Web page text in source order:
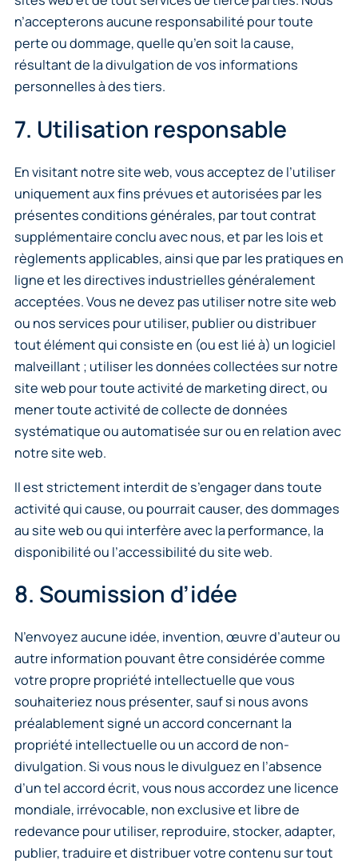
n’accepterons aucune responsabilité pour toute
perte ou dommage, quelle qu’en soit la cause,
résultant de la divulgation de vos informations
personnelles à des tiers.
7. Utilisation responsable
En visitant notre site web, vous acceptez de l’utiliser
uniquement aux fins prévues et autorisées par les
présentes conditions générales, par tout contrat
supplémentaire conclu avec nous, et par les lois et
règlements applicables, ainsi que par les pratiques en
ligne et les directives industrielles généralement
acceptées. Vous ne devez pas utiliser notre site web
ou nos services pour utiliser, publier ou distribuer
tout élément qui consiste en (ou est lié à) un logiciel
malveillant ; utiliser les données collectées sur notre
site web pour toute activité de marketing direct, ou
mener toute activité de collecte de données
systématique ou automatisée sur ou en relation avec
notre site web.
Il est strictement interdit de s’engager dans toute
activité qui cause, ou pourrait causer, des dommages
au site web ou qui interfère avec la performance, la
disponibilité ou l’accessibilité du site web.
8. Soumission d’idée
N’envoyez aucune idée, invention, œuvre d’auteur ou
autre information pouvant être considérée comme
votre propre propriété intellectuelle que vous
souhaiteriez nous présenter, sauf si nous avons
préalablement signé un accord concernant la
propriété intellectuelle ou un accord de non-
divulgation. Si vous nous le divulguez en l’absence
d’un tel accord écrit, vous nous accordez une licence
mondiale, irrévocable, non exclusive et libre de
redevance pour utiliser, reproduire, stocker, adapter,
publier, traduire et distribuer votre contenu sur tout